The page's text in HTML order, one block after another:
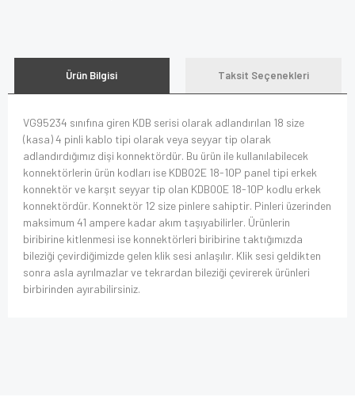
Ürün Bilgisi Taksit Seçenekleri
VG95234 sınıfına giren KDB serisi olarak adlandırılan 18 size
(kasa) 4 pinli kablo tipi olarak veya seyyar tip olarak
adlandırdığımız dişi konnektördür. Bu ürün ile kullanılabilecek
konnektörlerin ürün kodları ise KDB02E 18-10P panel tipi erkek
konnektör ve karşıt seyyar tip olan KDB00E 18-10P kodlu erkek
konnektördür. Konnektör 12 size pinlere sahiptir. Pinleri üzerinden
maksimum 41 ampere kadar akım taşıyabilirler. Ürünlerin
biribirine kitlenmesi ise konnektörleri biribirine taktığımızda
bileziği çevirdiğimizde gelen klik sesi anlaşılır. Klik sesi geldikten
sonra asla ayrılmazlar ve tekrardan bileziği çevirerek ürünleri
birbirinden ayırabilirsiniz.